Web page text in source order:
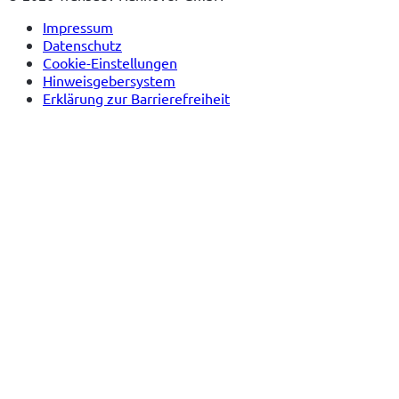
Impressum
Datenschutz
Cookie-Einstellungen
Hinweisgebersystem
Erklärung zur Barrierefreiheit